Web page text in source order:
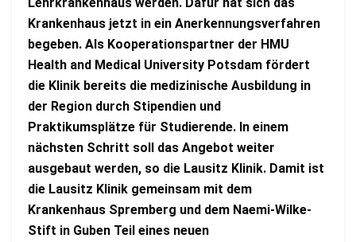
Krankenhaus jetzt in ein Anerkennungsverfahren
begeben. Als Kooperationspartner der HMU
Health and Medical University Potsdam fördert
die Klinik bereits die medizinische Ausbildung in
der Region durch Stipendien und
Praktikumsplätze für Studierende. In einem
nächsten Schritt soll das Angebot weiter
ausgebaut werden, so die Lausitz Klinik. Damit ist
die Lausitz Klinik gemeinsam mit dem
Krankenhaus Spremberg und dem Naemi-Wilke-
Stift in Guben Teil eines neuen